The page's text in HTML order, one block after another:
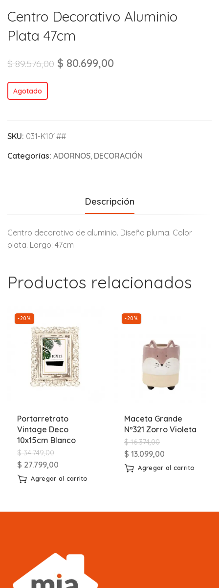
Centro Decorativo Aluminio
Plata 47cm
$89.576,00 $ 80.699,00
Agotado
SKU: 031-K101##
Categorías: ADORNOS DECORACIÓN
Descripción
Centro decorativo de aluminio. Diseño pluma. Color
plata. Largo: 47cm
Productos relacionados
-20%
Portarretrato
Vintage Deco
10x15cm Blanco
$34.749,00
$ 27.799,00
Agregar al carrito
-20%
Maceta Grande
Nº321 Zorro Violeta
$16.374,00
$ 13.099,00
Agregar al carrito